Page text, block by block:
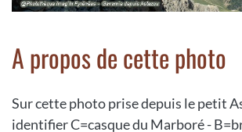
A propos de cette photo
Sur cette photo prise depuis le petit
identifier C=casque du Marboré -